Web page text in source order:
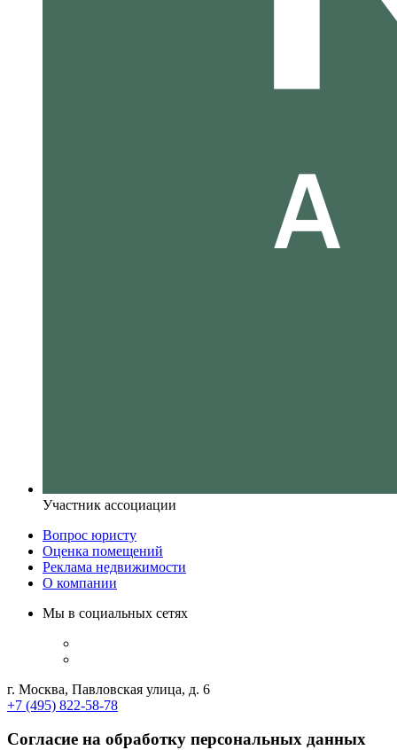
Участник ассоциации
Вопрос юристу
Оценка помещений
Реклама недвижимости
О компании
Мы в социальных сетях
г. Москва, Павловская улица, д. 6
+7 (495) 822-58-78
Согласие на обработку персональных данных